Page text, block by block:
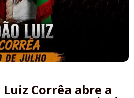
Luiz Corrêa abre a